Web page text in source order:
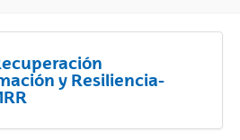
y Resiliencia-